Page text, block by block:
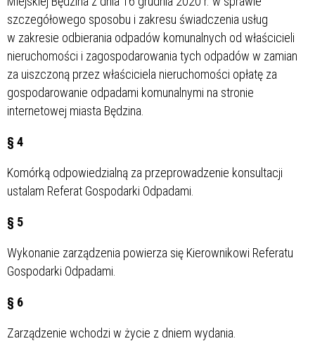
szczegółowego sposobu i zakresu świadczenia usług
w zakresie odbierania odpadów komunalnych od właścicieli
nieruchomości i zagospodarowania tych odpadów w zamian
za uiszczoną przez właściciela nieruchomości opłatę za
gospodarowanie odpadami komunalnymi na stronie
internetowej miasta Będzina.
§ 4
Komórką odpowiedzialną za przeprowadzenie konsultacji
ustalam Referat Gospodarki Odpadami.
§ 5
Wykonanie zarządzenia powierza się Kierownikowi Referatu
Gospodarki Odpadami.
§ 6
Zarządzenie wchodzi w życie z dniem wydania.